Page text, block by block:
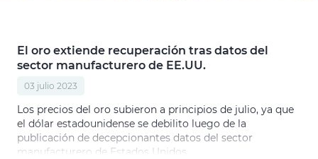
El oro extiende recuperación tras datos del
sector manufacturero de EE.UU.
03 julio 2023
Los precios del oro subieron a principios de julio, ya que
el dólar estadounidense se debilito luego de la
publicación de decepcionantes datos del sector
manufacturero de Estados Unidos.